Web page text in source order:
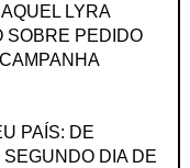
LYRA
SOBRE PEDIDO
PAÍS: DE
DIA DE